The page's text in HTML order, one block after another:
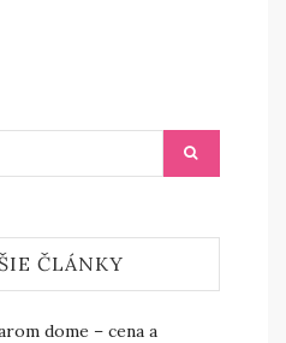
ČLÁNKY
dome – cena a